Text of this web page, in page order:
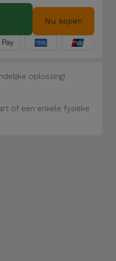
Nu kopen
oplossing!
of een enkele fysieke